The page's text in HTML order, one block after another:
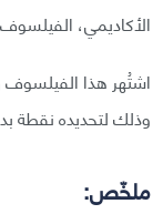
الأكاديمي، الفيلسوف
اشتُهر هذا الفيلسوف
وذلك لتحديده نقطة
ملخّص: